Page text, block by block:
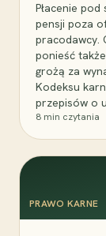
Płacenie pod
pensji poza
pracodawcy.
ponieść
grożą za
Kodeksu
przepisów o
8 min czytania
PRAWO KARNE